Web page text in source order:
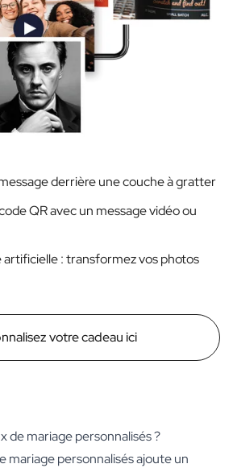
derrière une couche à gratter
QR avec un message vidéo ou
artificielle : transformez vos photos
votre cadeau ici
de mariage personnalisés ?
mariage personnalisés ajoute un